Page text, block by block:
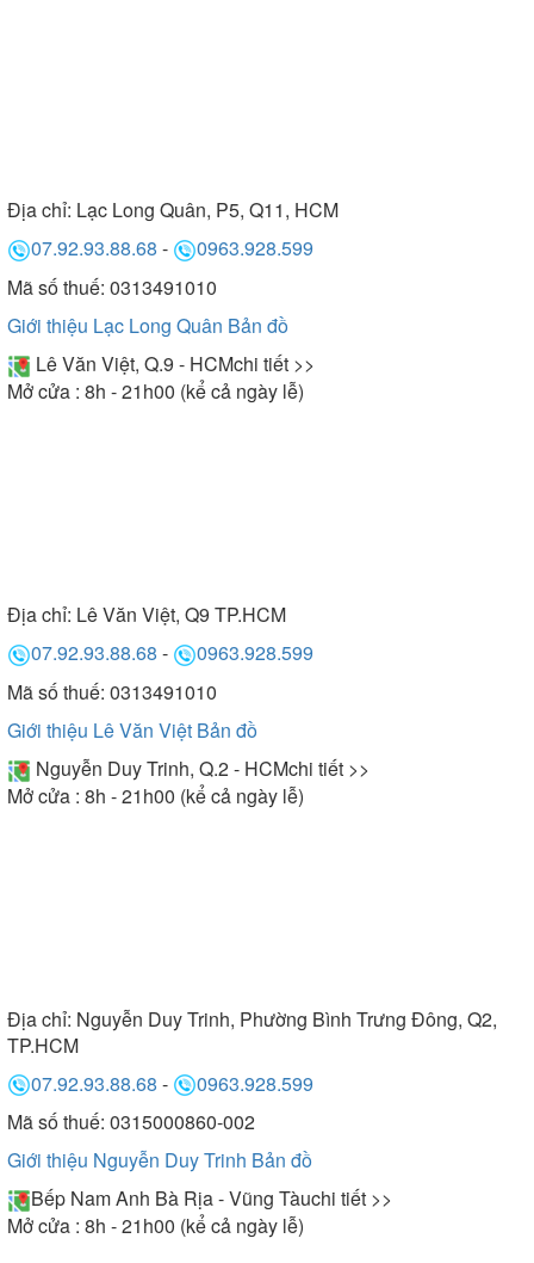
Địa chỉ: Lạc Long Quân, P5, Q11, HCM
07.92.93.88.68 -
0963.928.599
Mã số thuế: 0313491010
Giới thiệu Lạc Long Quân Bản đồ
Lê Văn Việt, Q.9 - HCMchi tiết >>
Mở cửa : 8h - 21h00 (kể cả ngày lễ)
Địa chỉ: Lê Văn Việt, Q9 TP.HCM
07.92.93.88.68 -
0963.928.599
Mã số thuế: 0313491010
Giới thiệu Lê Văn Việt Bản đồ
Nguyễn Duy Trinh, Q.2 - HCMchi tiết >>
Mở cửa : 8h - 21h00 (kể cả ngày lễ)
Địa chỉ: Nguyễn Duy Trinh, Phường Bình Trưng Đông, Q2,
TP.HCM
07.92.93.88.68 -
0963.928.599
Mã số thuế: 0315000860-002
Giới thiệu Nguyễn Duy Trinh Bản đồ
Bếp Nam Anh Bà Rịa - Vũng Tàuchi tiết >>
Mở cửa : 8h - 21h00 (kể cả ngày lễ)